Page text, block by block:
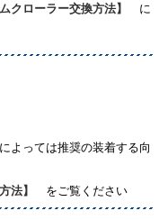
ムクローラー交換方法】
に
よっては推奨の装着する向
法】 をご覧ください